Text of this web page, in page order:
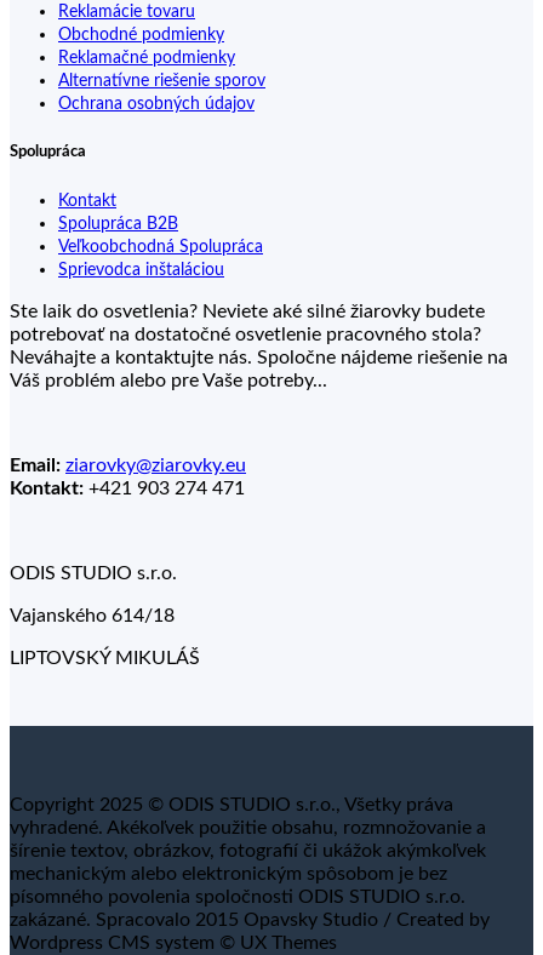
Reklamácie tovaru
Obchodné podmienky
Reklamačné podmienky
Alternatívne riešenie sporov
Ochrana osobných údajov
Spolupráca
Kontakt
Spolupráca B2B
Veľkoobchodná Spolupráca
Sprievodca inštaláciou
Ste laik do osvetlenia? Neviete aké silné žiarovky budete
potrebovať na dostatočné osvetlenie pracovného stola?
Neváhajte a kontaktujte nás. Spoločne nájdeme riešenie na
Váš problém alebo pre Vaše potreby...
Email: ziarovky@ziarovky.eu
Kontakt: +421 903 274 471
ODIS STUDIO s.r.o.
Vajanského 614/18
LIPTOVSKÝ MIKULÁŠ
Copyright 2025 © ODIS STUDIO s.r.o., Všetky práva
vyhradené. Akékoľvek použitie obsahu, rozmnožovanie a
šírenie textov, obrázkov, fotografií či ukážok akýmkoľvek
mechanickým alebo elektronickým spôsobom je bez
písomného povolenia spoločnosti ODIS STUDIO s.r.o.
zakázané. Spracovalo 2015 Opavsky Studio / Created by
Wordpress CMS system © UX Themes